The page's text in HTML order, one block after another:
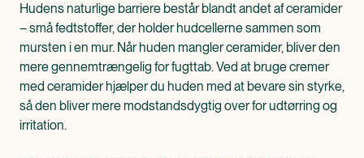
Hudens naturlige barriere består blandt andet af ceramider
– små fedtstoffer, der holder hudcellerne sammen som
mursten i en mur. Når huden mangler ceramider, bliver den
mere gennemtrængelig for fugttab. Ved at bruge cremer
med ceramider hjælper du huden med at bevare sin styrke,
så den bliver mere modstandsdygtig over for udtørring og
irritation.